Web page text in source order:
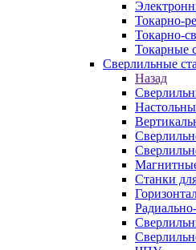
Токарно-
Токарно-
Токарные
Сверлильные
Назад
Станки